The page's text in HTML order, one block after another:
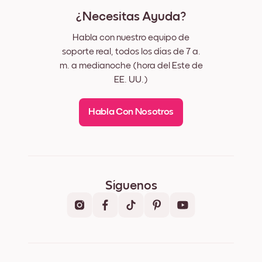
¿Necesitas Ayuda?
Habla con nuestro equipo de
soporte real, todos los días de 7 a.
m. a medianoche (hora del Este de
EE. UU.)
Habla Con Nosotros
Síguenos